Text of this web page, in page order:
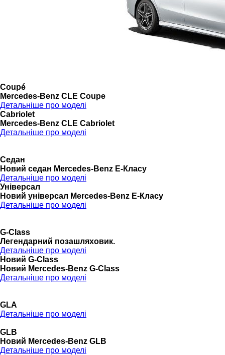
Coupé
Mercedes-Benz CLE Coupe
Детальніше про моделі
Cabriolet
Mercedes-Benz CLE Cabriolet
Детальніше про моделі
Седан
Новий седан Mercedes-Benz Е-Класу
Детальніше про моделі
Універсал
Новий універсал Mercedes-Benz E-Класу
Детальніше про моделі
G-Class
Легендарний позашляховик.
Детальніше про моделі
Новий G-Class
Новий Mercedes-Benz G-Class
Детальніше про моделі
GLA
Детальніше про моделі
GLB
Новий Mercedes-Benz GLB
Детальніше про моделі